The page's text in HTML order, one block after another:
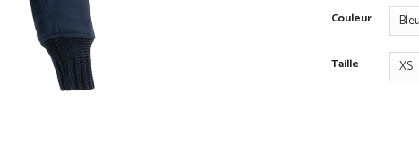
Couleur
Taille